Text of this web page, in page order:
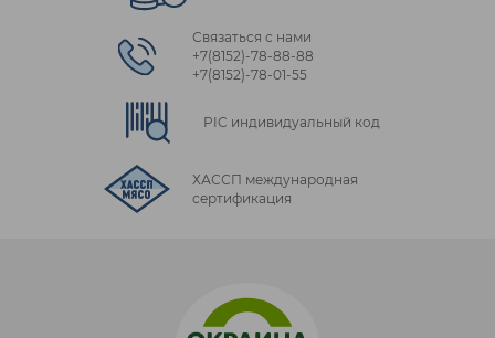
Связаться с нами
+7(8152)‑78‑88‑88
+7(8152)‑78‑01‑55
PIC индивидуальный код
ХАССП международная
сертификация